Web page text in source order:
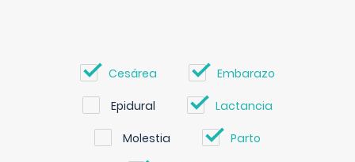
Cesárea Embarazo
Epidural Lactancia
Molestia Parto